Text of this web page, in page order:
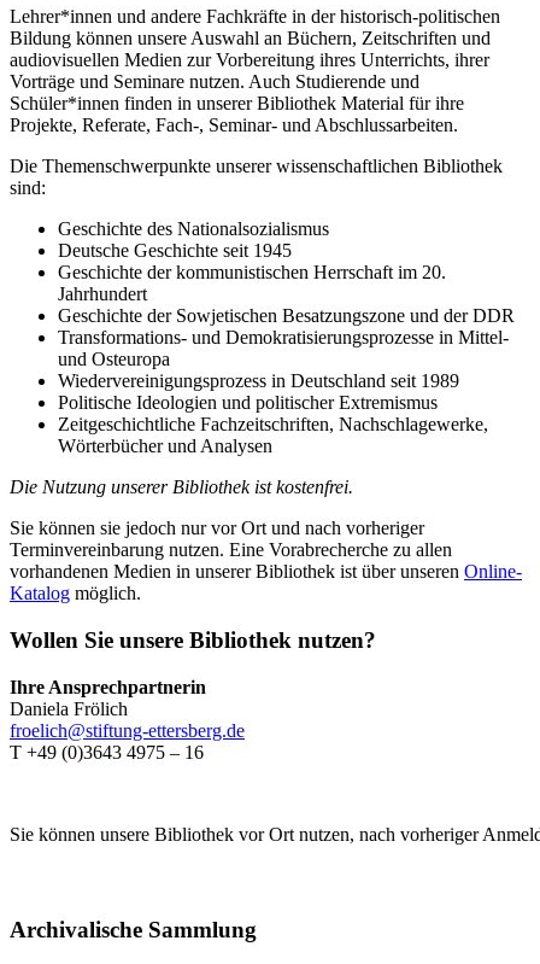
Lehrer*innen und andere Fachkräfte in der historisch-politischen
Bildung können unsere Auswahl an Büchern, Zeitschriften und
audiovisuellen Medien zur Vorbereitung ihres Unterrichts, ihrer
Vorträge und Seminare nutzen. Auch Studierende und
Schüler*innen finden in unserer Bibliothek Material für ihre
Projekte, Referate, Fach-, Seminar- und Abschlussarbeiten.
Die Themenschwerpunkte unserer wissenschaftlichen Bibliothek
sind:
Geschichte des Nationalsozialismus
Deutsche Geschichte seit 1945
Geschichte der kommunistischen Herrschaft im 20.
Jahrhundert
Geschichte der Sowjetischen Besatzungszone und der DDR
Transformations- und Demokratisierungsprozesse in Mittel-
und Osteuropa
Wiedervereinigungsprozess in Deutschland seit 1989
Politische Ideologien und politischer Extremismus
Zeitgeschichtliche Fachzeitschriften, Nachschlagewerke,
Wörterbücher und Analysen
Die Nutzung unserer Bibliothek ist kostenfrei.
Sie können sie jedoch nur vor Ort und nach vorheriger
Terminvereinbarung nutzen. Eine Vorabrecherche zu allen
vorhandenen Medien in unserer Bibliothek ist über unseren Online-
Katalog möglich.
Wollen Sie unsere Bibliothek nutzen?
Ihre Ansprechpartnerin
Daniela Frölich
froelich@stiftung-ettersberg.de
T +49 (0)3643 4975 – 16
Sie können unsere Bibliothek vor Ort nutzen, nach vorheriger
Archivalische Sammlung